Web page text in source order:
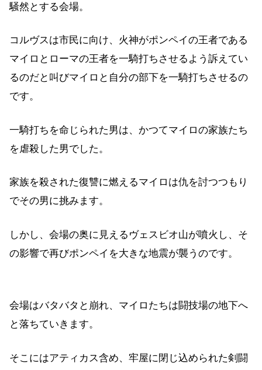
騒然とする会場。
コルヴスは市民に向け、火神がポンペイの王者である
マイロとローマの王者を一騎打ちさせるよう訴えてい
るのだと叫びマイロと自分の部下を一騎打ちさせるの
です。
一騎打ちを命じられた男は、かつてマイロの家族たち
を虐殺した男でした。
家族を殺された復讐に燃えるマイロは仇を討つつもり
でその男に挑みます。
しかし、会場の奥に見えるヴェスビオ山が噴火し、そ
の影響で再びポンペイを大きな地震が襲うのです。
会場はバタバタと崩れ、マイロたちは闘技場の地下へ
と落ちていきます。
そこにはアティカス含め、牢屋に閉じ込められた剣闘